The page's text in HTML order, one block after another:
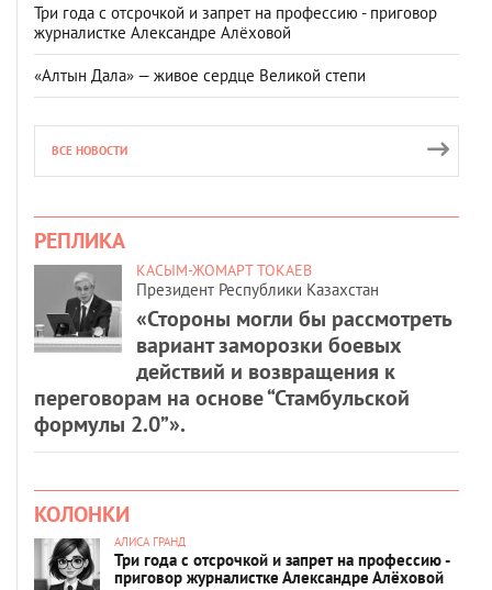
Три года с отсрочкой и запрет на профессию - приговор
журналистке Александре Алёховой
«Алтын Дала» — живое сердце Великой степи
ВСЕ НОВОСТИ
РЕПЛИКА
КАСЫМ-ЖОМАРТ ТОКАЕВ
Президент Республики Казахстан
«Стороны могли бы рассмотреть
вариант заморозки боевых
действий и возвращения к
переговорам на основе “Стамбульской
формулы 2.0”».
КОЛОНКИ
АЛИСА ГРАНД
Три года с отсрочкой и запрет на профессию -
приговор журналистке Александре Алёховой